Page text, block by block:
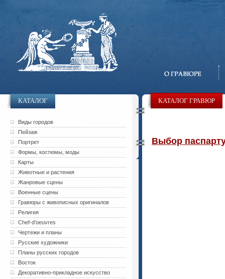
КАТАЛОГ
Виды городов
Пейзаж
Портрет
Формы, костюмы, моды
Карты
Животные и растения
Жанровые сцены
Военные сцены
Гравюры с живописных оригиналов
Религия
Chef-d'oeuvres
Чертежи и планы
Русские художники
Планы русских городов
Восток
Декоративно-прикладное искусство
КАТАЛОГ ГРАВЮР
Выбор